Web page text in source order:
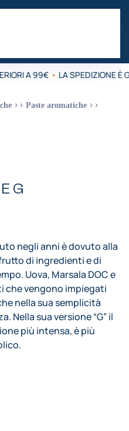
A 99€ • LA SPEDIZIONE È
Paste aromatiche
G
negli anni è dovuto alla
di ingredienti e di
Uova, Marsala DOC e
che vengono impiegati
nella sua semplicità
Nella sua versione “G” il
più intensa, è più